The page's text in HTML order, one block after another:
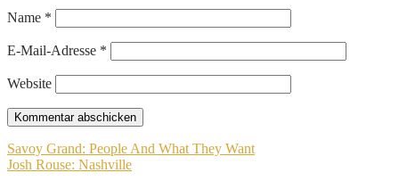
Name *
E-Mail-Adresse *
Website
Beitragsnavigation
Savoy Grand: People And What They Want
Josh Rouse: Nashville